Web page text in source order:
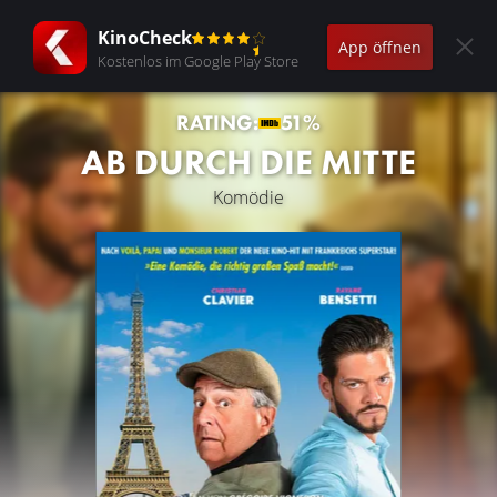
KinoCheck
Kostenlos im Google Play Store
App öffnen
RATING: 51%
AB DURCH DIE MITTE
Komödie